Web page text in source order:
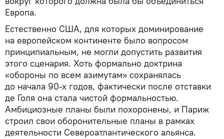
Европа.
Естественно США, для которых доминирование
на европейском континенте было вопросом
принципиальным, не могли допустить развития
этого сценария. Хоть формально доктрина
«обороны по всем азимутам» сохранялась
до начала 90-х годов, фактически после отставки
де Голя она стала чистой формальностью.
Амбициозные планы были похоронены, и Париж
строил свои оборонительные планы в рамках
деятельности Североатлантического альянса.